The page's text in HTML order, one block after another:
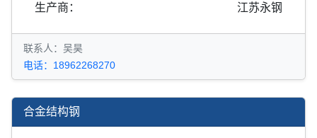
生产商： 江苏永钢
联系人：吴昊
电话：18962268270
合金结构钢